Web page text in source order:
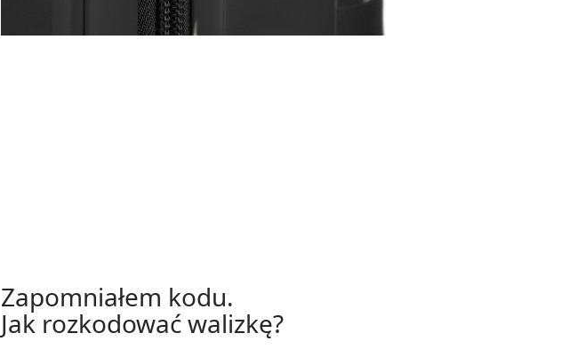
Zapomniałem kodu.
Jak rozkodować walizkę?